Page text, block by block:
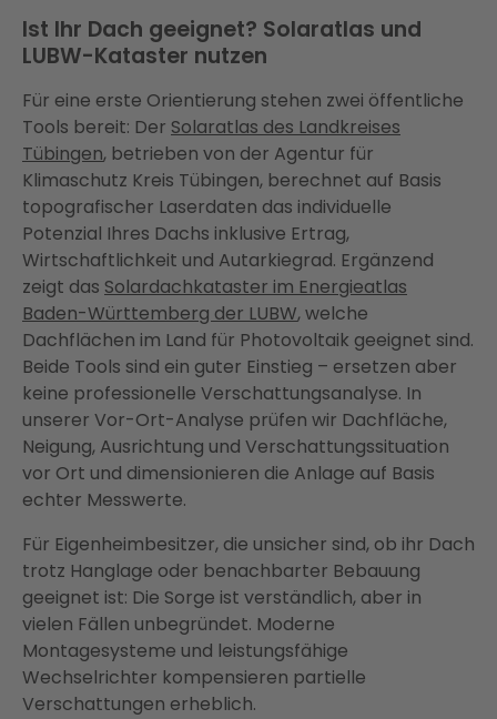
Ist Ihr Dach geeignet? Solaratlas und
LUBW-Kataster nutzen
Für eine erste Orientierung stehen zwei öffentliche
Tools bereit: Der Solaratlas des Landkreises
Tübingen, betrieben von der Agentur für
Klimaschutz Kreis Tübingen, berechnet auf Basis
topografischer Laserdaten das individuelle
Potenzial Ihres Dachs inklusive Ertrag,
Wirtschaftlichkeit und Autarkiegrad. Ergänzend
zeigt das Solardachkataster im Energieatlas
Baden-Württemberg der LUBW, welche
Dachflächen im Land für Photovoltaik geeignet sind.
Beide Tools sind ein guter Einstieg – ersetzen aber
keine professionelle Verschattungsanalyse. In
unserer Vor-Ort-Analyse prüfen wir Dachfläche,
Neigung, Ausrichtung und Verschattungssituation
vor Ort und dimensionieren die Anlage auf Basis
echter Messwerte.
Für Eigenheimbesitzer, die unsicher sind, ob ihr Dach
trotz Hanglage oder benachbarter Bebauung
geeignet ist: Die Sorge ist verständlich, aber in
vielen Fällen unbegründet. Moderne
Montagesysteme und leistungsfähige
Wechselrichter kompensieren partielle
Verschattungen erheblich.